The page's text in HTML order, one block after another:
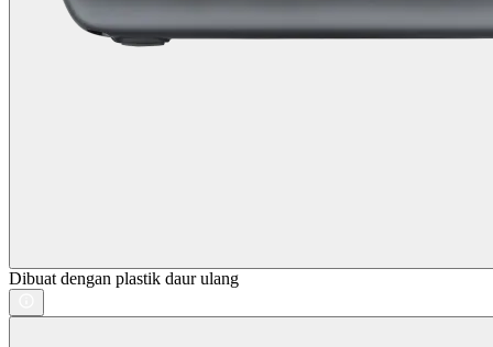
Dibuat dengan plastik daur ulang